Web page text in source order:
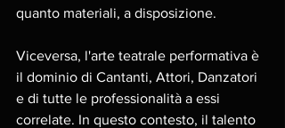
quanto materiali, a disposizione.
Viceversa, l'arte teatrale performativa è
il dominio di Cantanti, Attori, Danzatori
e di tutte le professionalità a essi
correlate. In questo contesto, il talento